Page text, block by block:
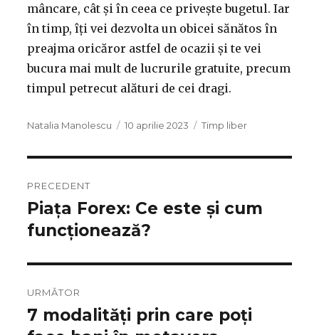
mâncare, cât și în ceea ce privește bugetul. Iar
în timp, îți vei dezvolta un obicei sănătos în
preajma oricăror astfel de ocazii și te vei
bucura mai mult de lucrurile gratuite, precum
timpul petrecut alături de cei dragi.
Autor
Natalia Manolescu
Publicat
10 aprilie 2023 Categorii
Timp liber
PRECEDENT
Articolul
anterior:
Piața Forex: Ce este și cum
funcționează?
URMĂTOR
Articolul
7 modalități prin care poți